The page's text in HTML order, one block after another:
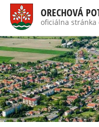
ORECHOVÁ
oficiálna stránka